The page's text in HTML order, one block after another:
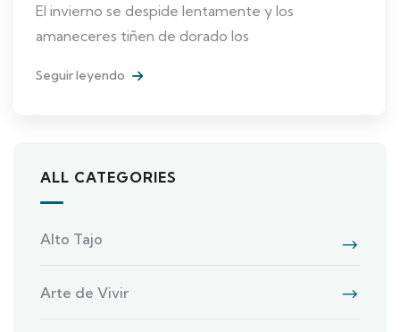
El invierno se despide lentamente y los
amaneceres tiñen de dorado los
Seguir leyendo
ALL CATEGORIES
Alto Tajo
Arte de Vivir